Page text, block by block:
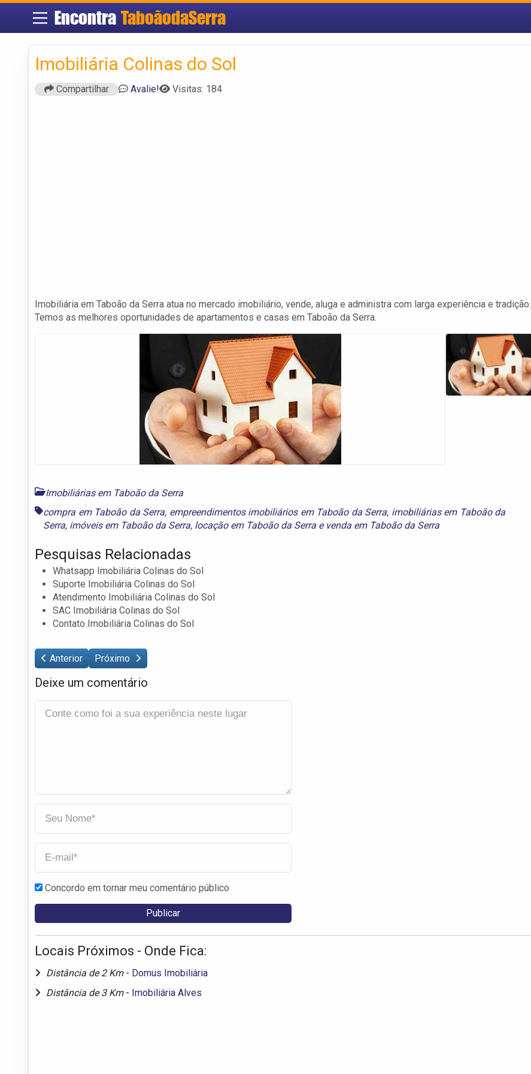
Encontra TaboãodaSerra
Imobiliária Colinas do Sol
Compartilhar Avalie! Visitas: 184
Imobiliária em Taboão da Serra atua no mercado imobiliário, vende, aluga e administra com larga experiência e tradição.
Temos as melhores oportunidades de apartamentos e casas em Taboão da Serra.
Imobiliárias em Taboão da Serra
compra em Taboão da Serra, empreendimentos imobiliários em Taboão da Serra, imobiliárias em Taboão da
Serra, imóveis em Taboão da Serra, locação em Taboão da Serra e venda em Taboão da Serra
Pesquisas Relacionadas
Whatsapp Imobiliária Colinas do Sol
Suporte Imobiliária Colinas do Sol
Atendimento Imobiliária Colinas do Sol
SAC Imobiliária Colinas do Sol
Contato Imobiliária Colinas do Sol
Anterior Próximo
Deixe um comentário
Concordo em tornar meu comentário público
Locais Próximos - Onde Fica:
Distância de 2 Km - Domus Imobiliária
Distância de 3 Km - Imobiliária Alves